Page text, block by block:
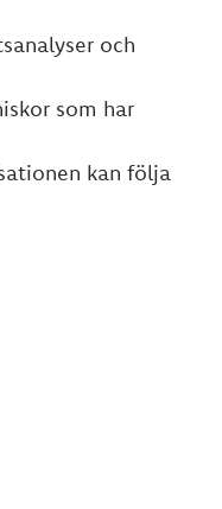
och
som har
kan följa